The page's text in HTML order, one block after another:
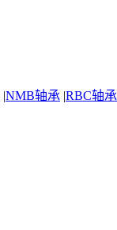
|NMB轴承 |RBC轴承